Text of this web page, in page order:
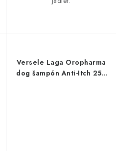
Versele Laga Oropharma
dog šampón Anti-Itch 250